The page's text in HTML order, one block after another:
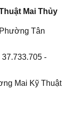
Mai Thủy
Tân
37.733.705 -
Mai Kỹ Thuật